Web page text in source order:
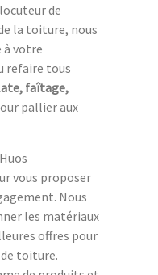
de
la toiture, nous
votre
refaire tous
faîtage,
pallier aux
vous proposer
Nous
les matériaux
offres pour
toiture.